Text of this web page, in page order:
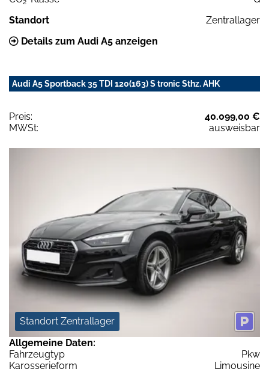
2
Standort
Zentrallager
Details zum Audi A5 anzeigen
Audi A5 Sportback 35 TDI 120(163) S tronic Sthz. AHK
Preis:
40.099,00 €
MWSt:
ausweisbar
Standort Zentrallager
Allgemeine Daten:
Fahrzeugtyp
Pkw
Karosserieform
Limousine